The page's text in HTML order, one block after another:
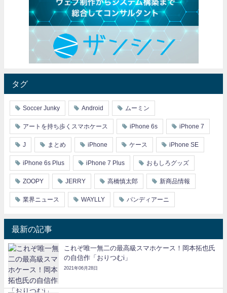
タグ
Soccer Junky Android ムーミン
アートを持ち歩くスマホケース iPhone 6s iPhone 7
J まとめ iPhone ケース iPhone SE
iPhone 6s Plus iPhone 7 Plus おもしろグッズ
ZOOPY JERRY 高橋慎太郎 新商品情報
業界ニュース WAYLLY パンディアーニ
最新の記事
これぞ唯一無二の最高級スマホケース！岡本拓也氏
の自信作「おりつむi」
2021年06月28日